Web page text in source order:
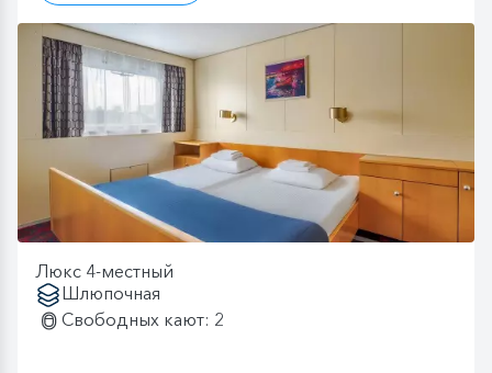
Люкс 4-местный
Шлюпочная
Свободных кают: 2